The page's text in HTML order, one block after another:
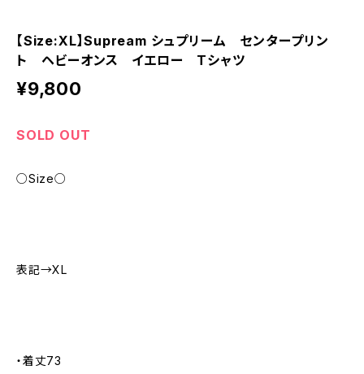
【Size:XL】Supream シュプリーム センタープリン
ト ヘビーオンス イエロー Tシャツ
¥9,800
SOLD OUT
○Size○
表記→XL
・着丈73